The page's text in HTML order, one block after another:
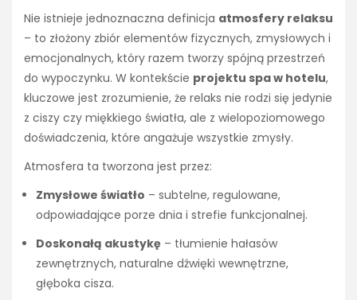
Nie istnieje jednoznaczna definicja atmosfery relaksu
– to złożony zbiór elementów fizycznych, zmysłowych i
emocjonalnych, który razem tworzy spójną przestrzeń
do wypoczynku. W kontekście projektu spa w hotelu,
kluczowe jest zrozumienie, że relaks nie rodzi się jedynie
z ciszy czy miękkiego światła, ale z wielopoziomowego
doświadczenia, które angażuje wszystkie zmysły.
Atmosfera ta tworzona jest przez:
Zmysłowe światło – subtelne, regulowane,
odpowiadające porze dnia i strefie funkcjonalnej.
Doskonałą akustykę – tłumienie hałasów
zewnętrznych, naturalne dźwięki wewnętrzne,
głęboka cisza.